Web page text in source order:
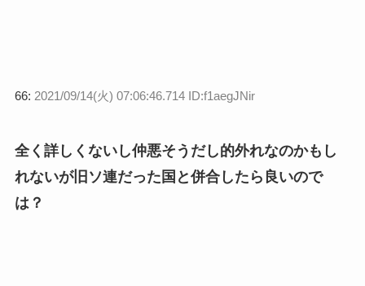
66: 2021/09/14(火) 07:06:46.714 ID:f1aegJNir
全く詳しくないし仲悪そうだし的外れなのかもし
れないが旧ソ連だった国と併合したら良いので
は？